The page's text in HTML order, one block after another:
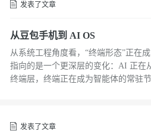
发表了文章
从豆包手机到 AI OS
从系统工程角度看，“终端形态”正在
指向的是一个更深层的变化：AI 正在
终端层，终端正在成为智能体的常驻节
发表了文章